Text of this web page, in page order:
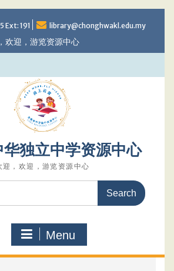
Ext: 191 library@chonghwakl.edu.my
欢迎，游览资源中心
独立中学资源中心
迎，欢迎，游览资源中心
Menu